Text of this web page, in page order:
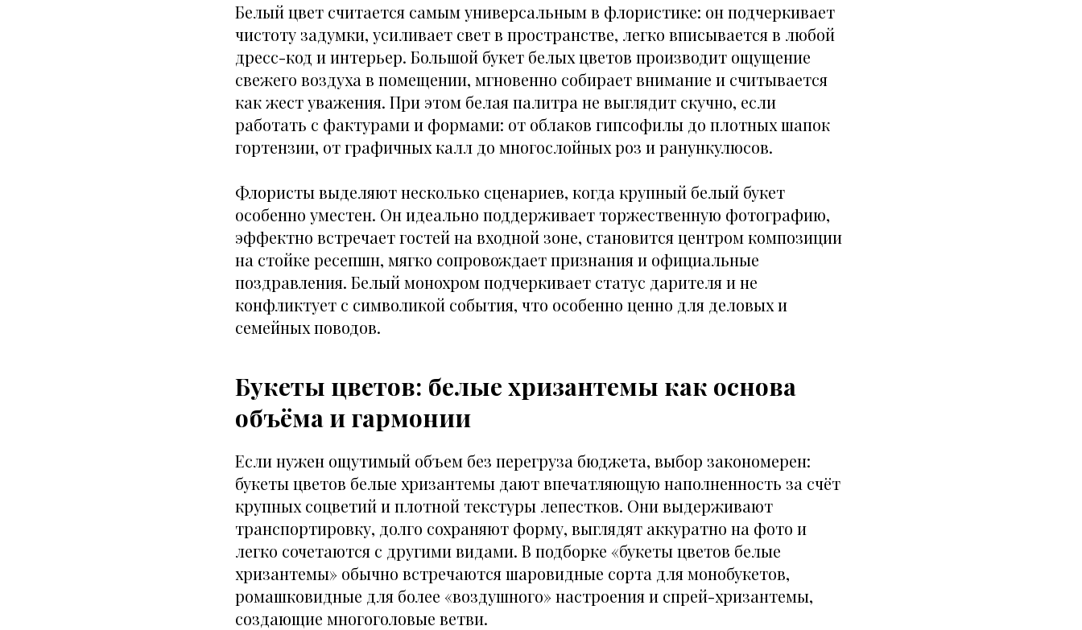
Белый цвет считается самым универсальным в флористике: он подчеркивает
чистоту задумки, усиливает свет в пространстве, легко вписывается в любой
дресс-код и интерьер. Большой букет белых цветов производит ощущение
свежего воздуха в помещении, мгновенно собирает внимание и считывается
как жест уважения. При этом белая палитра не выглядит скучно, если
работать с фактурами и формами: от облаков гипсофилы до плотных шапок
гортензии, от графичных калл до многослойных роз и ранункулюсов.
Флористы выделяют несколько сценариев, когда крупный белый букет
особенно уместен. Он идеально поддерживает торжественную фотографию,
эффектно встречает гостей на входной зоне, становится центром композиции
на стойке ресепшн, мягко сопровождает признания и официальные
поздравления. Белый монохром подчеркивает статус дарителя и не
конфликтует с символикой события, что особенно ценно для деловых и
семейных поводов.
Букеты цветов: белые хризантемы как основа
объёма и гармонии
Если нужен ощутимый объем без перегруза бюджета, выбор закономерен:
букеты цветов белые хризантемы дают впечатляющую наполненность за счёт
крупных соцветий и плотной текстуры лепестков. Они выдерживают
транспортировку, долго сохраняют форму, выглядят аккуратно на фото и
легко сочетаются с другими видами. В подборке «букеты цветов белые
хризантемы» обычно встречаются шаровидные сорта для монобукетов,
ромашковидные для более «воздушного» настроения и спрей-хризантемы,
создающие многоголовые ветви.